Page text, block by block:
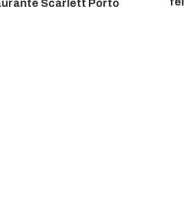
Scarlett Porto